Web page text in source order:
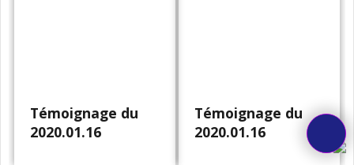
Témoignage du
2020.01.16
Témoignage du
2020.01.16